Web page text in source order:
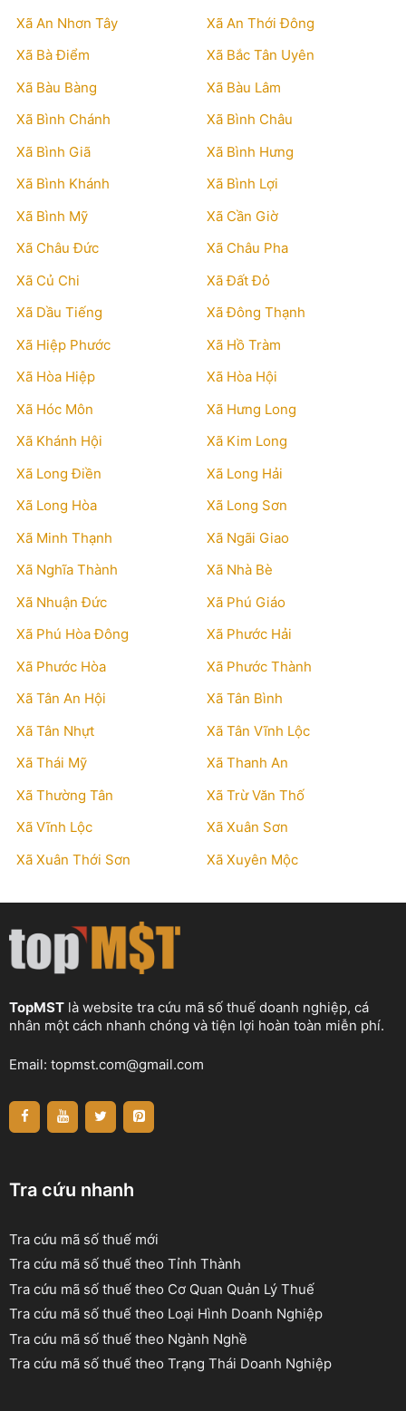
Xã An Nhơn Tây
Xã An Thới Đông
Xã Bà Điểm
Xã Bắc Tân Uyên
Xã Bàu Bàng
Xã Bàu Lâm
Xã Bình Chánh
Xã Bình Châu
Xã Bình Giã
Xã Bình Hưng
Xã Bình Khánh
Xã Bình Lợi
Xã Bình Mỹ
Xã Cần Giờ
Xã Châu Đức
Xã Châu Pha
Xã Củ Chi
Xã Đất Đỏ
Xã Dầu Tiếng
Xã Đông Thạnh
Xã Hiệp Phước
Xã Hồ Tràm
Xã Hòa Hiệp
Xã Hòa Hội
Xã Hóc Môn
Xã Hưng Long
Xã Khánh Hội
Xã Kim Long
Xã Long Điền
Xã Long Hải
Xã Long Hòa
Xã Long Sơn
Xã Minh Thạnh
Xã Ngãi Giao
Xã Nghĩa Thành
Xã Nhà Bè
Xã Nhuận Đức
Xã Phú Giáo
Xã Phú Hòa Đông
Xã Phước Hải
Xã Phước Hòa
Xã Phước Thành
Xã Tân An Hội
Xã Tân Bình
Xã Tân Nhựt
Xã Tân Vĩnh Lộc
Xã Thái Mỹ
Xã Thanh An
Xã Thường Tân
Xã Trừ Văn Thố
Xã Vĩnh Lộc
Xã Xuân Sơn
Xã Xuân Thới Sơn
Xã Xuyên Mộc
TopMST là website tra cứu mã số thuế doanh nghiệp, cá
nhân một cách nhanh chóng và tiện lợi hoàn toàn miễn phí.
Email: topmst.com@gmail.com
Tra cứu nhanh
Tra cứu mã số thuế mới
Tra cứu mã số thuế theo Tỉnh Thành
Tra cứu mã số thuế theo Cơ Quan Quản Lý Thuế
Tra cứu mã số thuế theo Loại Hình Doanh Nghiệp
Tra cứu mã số thuế theo Ngành Nghề
Tra cứu mã số thuế theo Trạng Thái Doanh Nghiệp